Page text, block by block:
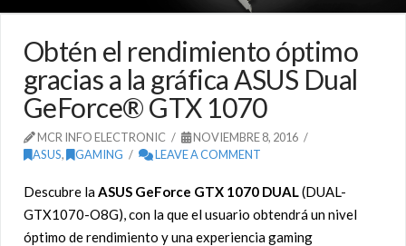
Obtén el rendimiento óptimo
gracias a la gráfica ASUS Dual
GeForce® GTX 1070
MCR INFO ELECTRONIC
NOVIEMBRE 8, 2016
ASUS, GAMING LEAVE A COMMENT
Descubre laASUS GeForce GTX 1070 DUAL(DUAL-
GTX1070-O8G), con la que el usuario obtendrá un nivel
óptimo de rendimiento y una experiencia gaming